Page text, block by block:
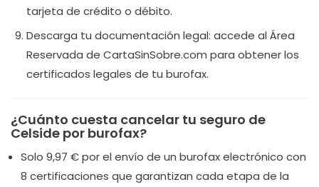
tarjeta de crédito o débito.
Descarga tu documentación legal: accede al Área
Reservada de CartaSinSobre.com para obtener los
certificados legales de tu burofax.
¿Cuánto cuesta cancelar tu seguro de
Celside por burofax?
Solo 9,97 € por el envío de un burofax electrónico con
8 certificaciones que garantizan cada etapa de la